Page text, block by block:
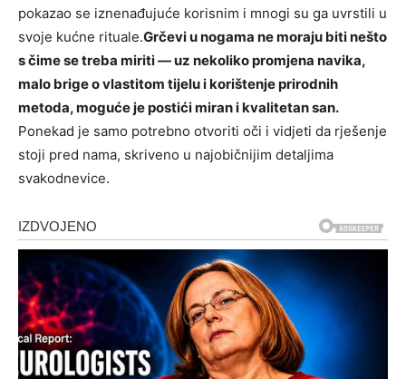
pokazao se iznenađujuće korisnim i mnogi su ga uvrstili u
svoje kućne rituale.Grčevi u nogama ne moraju biti nešto
s čime se treba miriti — uz nekoliko promjena navika,
malo brige o vlastitom tijelu i korištenje prirodnih
metoda, moguće je postići miran i kvalitetan san.
Ponekad je samo potrebno otvoriti oči i vidjeti da rješenje
stoji pred nama, skriveno u najobičnijim detaljima
svakodnevice.